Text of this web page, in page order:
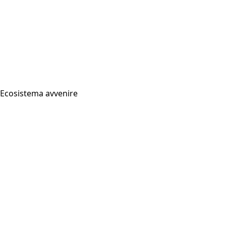
Ecosistema avvenire